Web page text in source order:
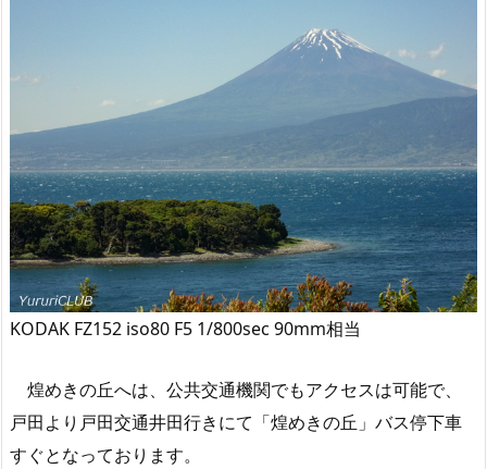
KODAK FZ152 iso80 F5 1/800sec 90mm相当
煌めきの丘へは、公共交通機関でもアクセスは可能で、
戸田より戸田交通井田行きにて「煌めきの丘」バス停下車
すぐとなっております。